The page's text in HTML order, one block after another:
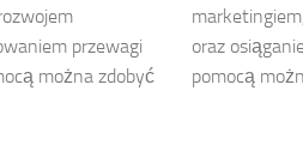
przewagi
można zdobyć
oraz
pomocą